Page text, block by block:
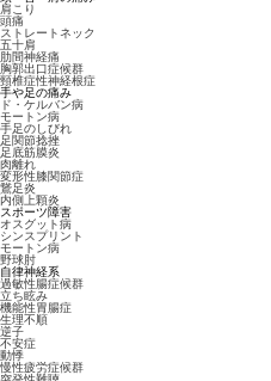
肩こり
頭痛
ストレートネック
五十肩
肋間神経痛
胸郭出口症候群
頸椎症性神経根症
手や足の痛み
ド・ケルバン病
モートン病
手足のしびれ
足関節捻挫
足底筋膜炎
肉離れ
変形性膝関節症
鵞足炎
内側上顆炎
スポーツ障害
オスグット病
シンスプリント
モートン病
野球肘
自律神経系
過敏性腸症候群
立ち眩み
機能性胃腸症
生理不順
逆子
不安症
動悸
慢性疲労症候群